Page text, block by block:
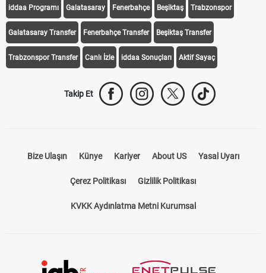
iddaa Programı Galatasaray Fenerbahçe Beşiktaş Trabzonspor
Galatasaray Transfer Fenerbahçe Transfer Beşiktaş Transfer
Trabzonspor Transfer Canlı İzle iddaa Sonuçları Aktif Sayaç
Takip Et
Bize Ulaşın Künye Kariyer About US Yasal Uyarı
Çerez Politikası Gizlilik Politikası
KVKK Aydınlatma Metni Kurumsal